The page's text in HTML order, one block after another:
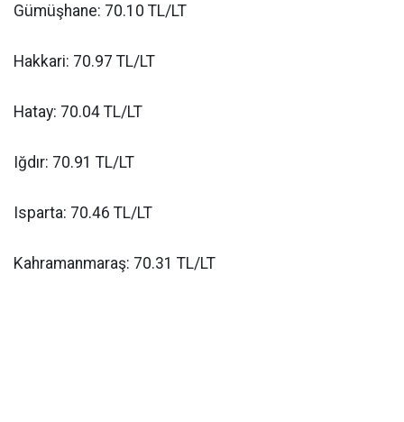
Gümüşhane: 70.10 TL/LT
Hakkari: 70.97 TL/LT
Hatay: 70.04 TL/LT
Iğdır: 70.91 TL/LT
Isparta: 70.46 TL/LT
Kahramanmaraş: 70.31 TL/LT